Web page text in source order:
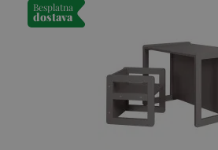
Besplatna
dostava